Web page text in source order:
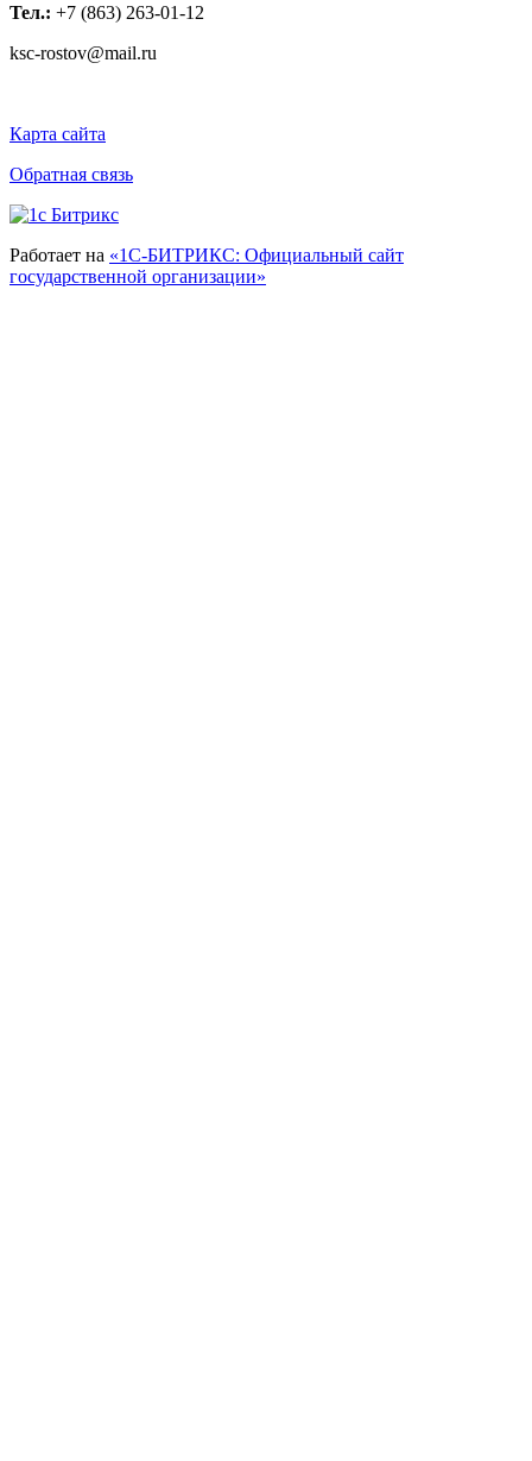
Тел.: +7 (863) 263-01-12
ksc-rostov@mail.ru
Карта сайта
Обратная связь
Работает на «1С-БИТРИКС: Официальный сайт
государственной организации»